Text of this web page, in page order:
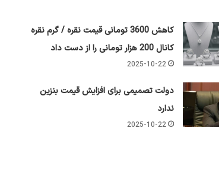
کاهش 3600 تومانی قیمت نقره / گرم نقره
کانال 200 هزار تومانی را از دست داد
2025-10-22
دولت تصمیمی برای افزایش قیمت بنزین
ندارد
2025-10-22